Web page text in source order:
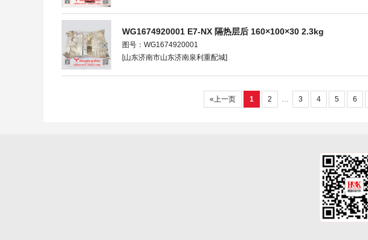
WG1674920001 E7-NX 隔热层后 160×100×30 2.3kg
图号：WG1674920001
[山东济南市山东济南泉利重配城]
«上一页 1 2 … 3 4 5 6